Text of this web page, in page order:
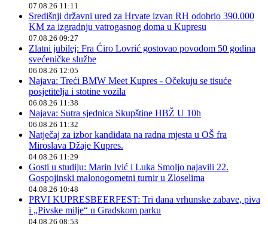
07.08.26 11:11
Središnji državni ured za Hrvate izvan RH odobrio 390.000
KM za izgradnju vatrogasnog doma u Kupresu
07.08.26 09:27
Zlatni jubilej: Fra Ćiro Lovrić gostovao povodom 50 godina
svećeničke službe
06.08.26 12:05
Najava: Treći BMW Meet Kupres - Očekuju se tisuće
posjetitelja i stotine vozila
06.08.26 11:38
Najava: Sutra sjednica Skupštine HBŽ U 10h
06.08.26 11:32
Natječaj za izbor kandidata na radna mjesta u OŠ fra
Miroslava Džaje Kupres.
04.08.26 11:29
Gosti u studiju: Marin Ivić i Luka Smoljo najavili 22.
Gospojinski malonogometni turnir u Zloselima
04.08.26 10:48
PRVI KUPRESBEERFEST: Tri dana vrhunske zabave, piva
i „Pivske milje“ u Gradskom parku
04.08.26 08:53